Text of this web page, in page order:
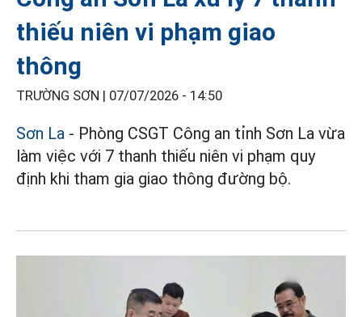
thiếu niên vi phạm giao
thông
TRƯỜNG SƠN | 07/07/2026 - 14:50
Sơn La - Phòng CSGT Công an tỉnh Sơn La vừa
làm việc với 7 thanh thiếu niên vi phạm quy
định khi tham gia giao thông đường bộ.